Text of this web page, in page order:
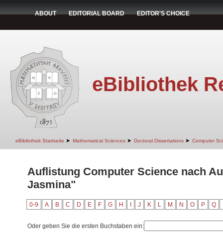
ABOUT EDITORIAL BOARD EDITOR'S CHOICE
eBibliothek
eBibliothek Startseite ➤ Mathematical Sciences ➤ Doctoral Dissertations ➤ Computer
Auflistung Computer Science nach
Jasmina"
0-9 A B C D E F G H J K L M N O P Q
Oder geben Sie die ersten Buchstaben ein: